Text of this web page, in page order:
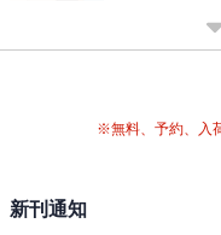
※無料、予約、入
新刊通知